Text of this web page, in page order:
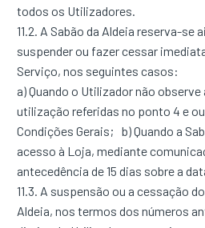
todos os Utilizadores.
11.2. A Sabão da Aldeia reserva-se
suspender ou fazer cessar
Serviço, nos seguintes casos:
a) Quando o Utilizador não
utilização referidas no ponto 4 e
Condições Gerais; b) Quando a
acesso à Loja, mediante
antecedência de 15 dias sobre a
11.3. A suspensão ou a cessação
Aldeia, nos termos dos números